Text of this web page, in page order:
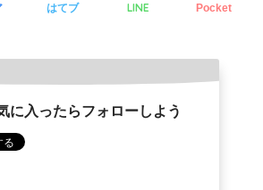
はてブ LINE Pocket
に入ったらフォローしよう